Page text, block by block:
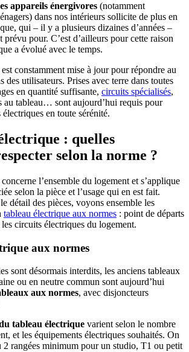
appareils énergivores (notamment
dans nos intérieurs sollicite de plus en
qui – il y a plusieurs dizaines d’années –
prévu pour. C’est d’ailleurs pour cette raison
a évolué avec le temps.
constamment mise à jour pour répondre au
des utilisateurs. Prises avec terre dans toutes
en quantité suffisante, circuits spécialisés,
au tableau… sont aujourd’hui requis pour
en toute sérénité.
: quelles
selon la norme ?
l’ensemble du logement et s’applique
selon la pièce et l’usage qui en est fait.
détail des pièces, voyons ensemble les
tableau électrique aux normes : point de départs
les circuits électriques du logement.
aux normes
sont désormais interdits, les anciens tableaux
ou en neutre commun sont aujourd’hui
aux normes, avec disjoncteurs
tableau électrique varient selon le nombre
et les équipements électriques souhaités. On
2 rangées minimum pour un studio, T1 ou petit